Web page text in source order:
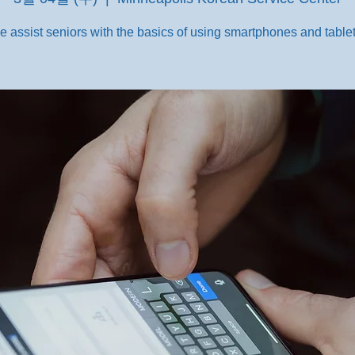
assist seniors with the basics of using smartphones and